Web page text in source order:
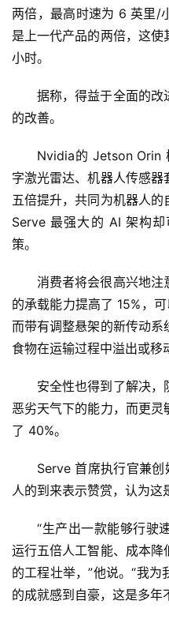
两倍，最高时速为 6 英里/
是上一代产品的两倍，这
小时。
据称，得益于全面的改
的改善。
Nvidia的 Jetson Orin
字激光雷达、机器人传感
五倍提升，共同为机器人
Serve 最强大的 AI 架构
策。
消费者将会很高兴地注
的承载能力提高了 15%，
而带有调整悬架的新传动系
食物在运输过程中溢出或移
安全性也得到了解决，
恶劣天气下的能力，而更
了 40%。
Serve 首席执行官兼
人的到来表示赞赏，认为这
“生产出一款能够行驶
运行五倍人工智能、成本
的工程壮举，”他说。“我
的成就感到自豪，这是多年